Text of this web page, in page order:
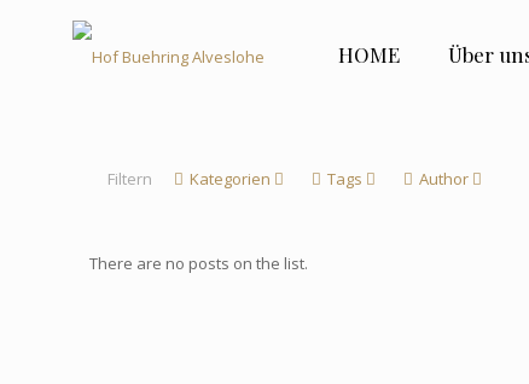
HOME Über
Filtern Kategorien Tags Author
There are no posts on the list.